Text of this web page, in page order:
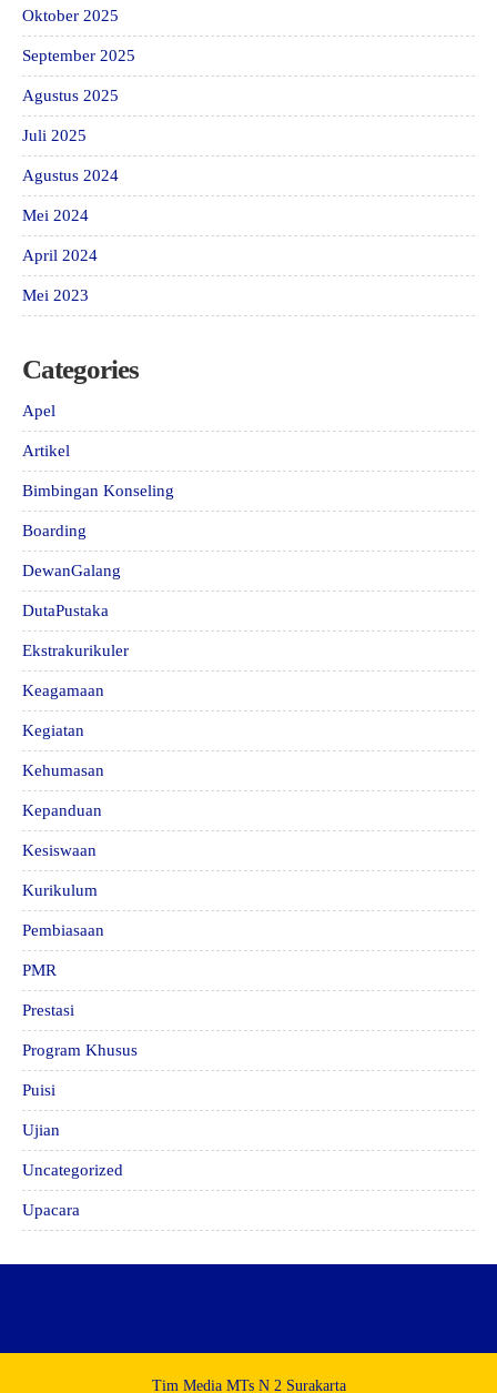
Oktober 2025
September 2025
Agustus 2025
Juli 2025
Agustus 2024
Mei 2024
April 2024
Mei 2023
Categories
Apel
Artikel
Bimbingan Konseling
Boarding
DewanGalang
DutaPustaka
Ekstrakurikuler
Keagamaan
Kegiatan
Kehumasan
Kepanduan
Kesiswaan
Kurikulum
Pembiasaan
PMR
Prestasi
Program Khusus
Puisi
Ujian
Uncategorized
Upacara
Tim Media MTs N 2 Surakarta